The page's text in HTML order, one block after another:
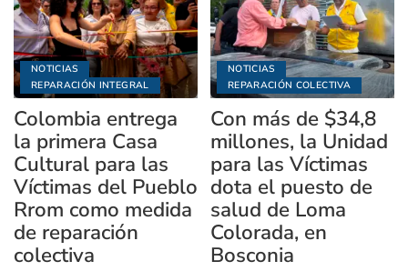
NOTICIAS
REPARACIÓN INTEGRAL
Colombia entrega
la primera Casa
Cultural para las
Víctimas del Pueblo
Rrom como medida
de reparación
colectiva
NOTICIAS
REPARACIÓN COLECTIVA
Con más de $34,8
millones, la Unidad
para las Víctimas
dota el puesto de
salud de Loma
Colorada, en
Bosconia